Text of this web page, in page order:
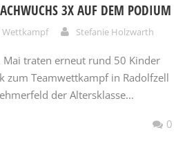
3X AUF DEM PODIUM
Wettkampf Stefanie Holzwarth
Mai traten erneut rund 50 Kinder
zum Teamwettkampf in Radolfzell
der Altersklasse...
0